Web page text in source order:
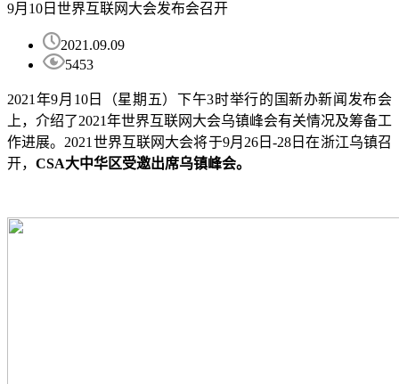
9月10日世界互联网大会发布会召开
2021.09.09
5453
2021年9月10日（星期五）下午3时举行的国新办新闻发布会
上，介绍了2021年世界互联网大会乌镇峰会有关情况及筹备工
作进展。2021世界互联网大会将于9月26日-28日在浙江乌镇召
开， CSA大中华区受邀出席乌镇峰会。